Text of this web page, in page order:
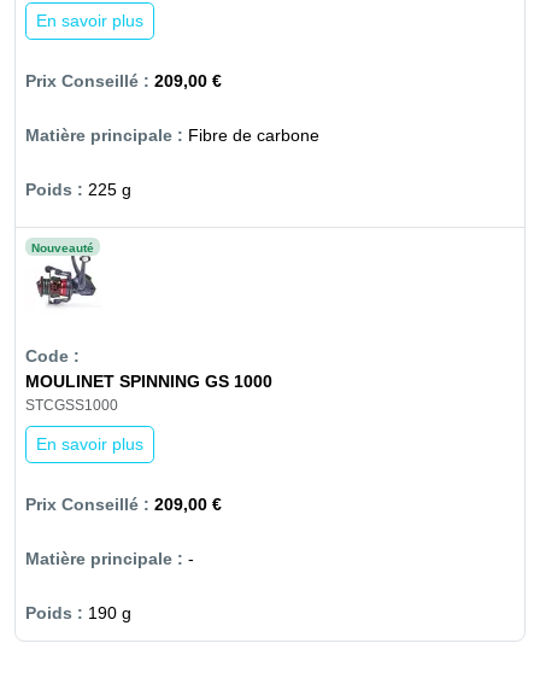
En savoir plus
209,00 €
Fibre de carbone
225 g
Nouveauté
MOULINET SPINNING GS 1000
STCGSS1000
En savoir plus
209,00 €
-
190 g